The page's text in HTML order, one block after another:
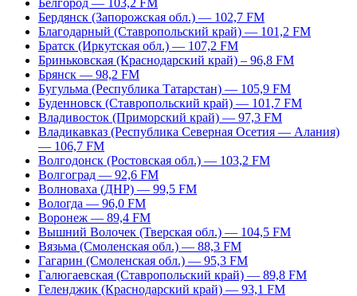
Белгород — 103,2 FM
Бердянск (Запорожская обл.) — 102,7 FM
Благодарный (Ставропольский край) — 101,2 FM
Братск (Иркутская обл.) — 107,2 FM
Бриньковская (Краснодарский край) – 96,8 FM
Брянск — 98,2 FM
Бугульма (Республика Татарстан) — 105,9 FM
Буденновск (Ставропольский край) — 101,7 FM
Владивосток (Приморский край) — 97,3 FM
Владикавказ (Республика Северная Осетия — Алания)
— 106,7 FM
Волгодонск (Ростовская обл.) — 103,2 FM
Волгоград — 92,6 FM
Волноваха (ДНР) — 99,5 FM
Вологда — 96,0 FM
Воронеж — 89,4 FM
Вышний Волочек (Тверская обл.) — 104,5 FM
Вязьма (Смоленская обл.) — 88,3 FM
Гагарин (Смоленская обл.) — 95,3 FM
Галюгаевская (Ставропольский край) — 89,8 FM
Геленджик (Краснодарский край) — 93,1 FM